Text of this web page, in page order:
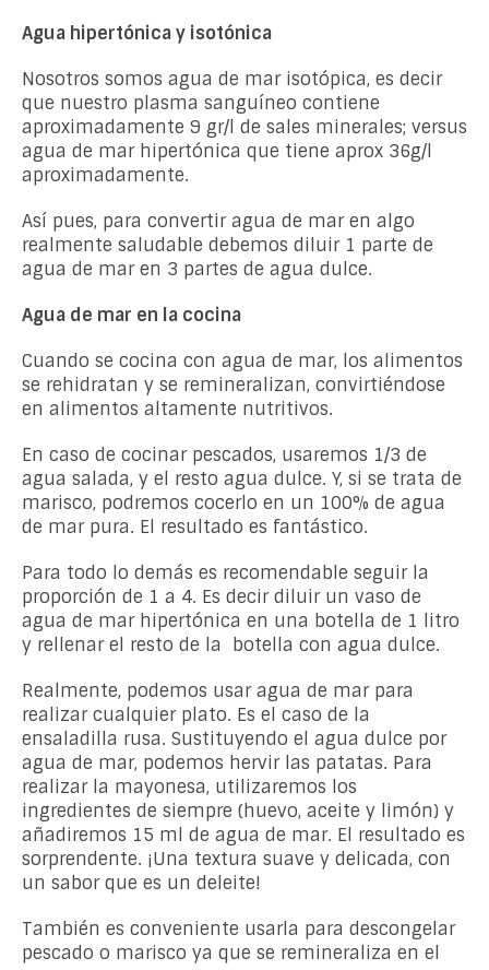
Agua hipertónica y isotónica
Nosotros somos agua de mar isotópica, es decir
que nuestro plasma sanguíneo contiene
aproximadamente 9 gr/l de sales minerales; versus
agua de mar hipertónica que tiene aprox 36g/l
aproximadamente.
Así pues, para convertir agua de mar en algo
realmente saludable debemos diluir 1 parte de
agua de mar en 3 partes de agua dulce.
Agua de mar en la cocina
Cuando se cocina con agua de mar, los alimentos
se rehidratan y se remineralizan, convirtiéndose
en alimentos altamente nutritivos.
En caso de cocinar pescados, usaremos 1/3 de
agua salada, y el resto agua dulce. Y, si se trata de
marisco, podremos cocerlo en un 100% de agua
de mar pura. El resultado es fantástico.
Para todo lo demás es recomendable seguir la
proporción de 1 a 4. Es decir diluir un vaso de
agua de mar hipertónica en una botella de 1 litro
y rellenar el resto de la botella con agua dulce.
Realmente, podemos usar agua de mar para
realizar cualquier plato. Es el caso de la
ensaladilla rusa. Sustituyendo el agua dulce por
agua de mar, podemos hervir las patatas. Para
realizar la mayonesa, utilizaremos los
ingredientes de siempre (huevo, aceite y limón) y
añadiremos 15 ml de agua de mar. El resultado es
sorprendente. ¡Una textura suave y delicada, con
un sabor que es un deleite!
También es conveniente usarla para descongelar
pescado o marisco ya que se remineraliza en el